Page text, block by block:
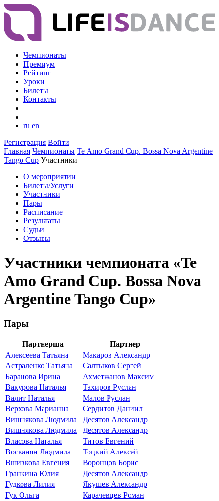
Чемпионаты
Премиум
Рейтинг
Уроки
Билеты
Контакты
ru en
Регистрация Войти
Главная Чемпионаты Te Аmo Grand Cup. Bossa Nova Argentine
Tango Cup Участники
О мероприятии
Билеты/Услуги
Участники
Пары
Расписание
Результаты
Судьи
Отзывы
Участники чемпионата «Te
Аmo Grand Cup. Bossa Nova
Argentine Tango Cup»
Пары
Партнерша
Партнер
Алексеева Татьяна
Макаров Александр
Астраленко Татьяна
Салтыков Сергей
Баранова Ирина
Ахметжанов Максим
Вакурова Наталья
Тахиров Руслан
Валит Наталья
Малов Руслан
Верхова Марианна
Сердитов Даниил
Вишнякова Людмила
Десятов Александр
Вишнякова Людмила
Десятов Александр
Власова Наталья
Титов Евгений
Восканян Людмила
Тоцкий Алексей
Вшивкова Евгения
Воронцов Борис
Гранкина Юлия
Десятов Александр
Гудкова Лилия
Якушев Александр
Гук Ольга
Карачевцев Роман